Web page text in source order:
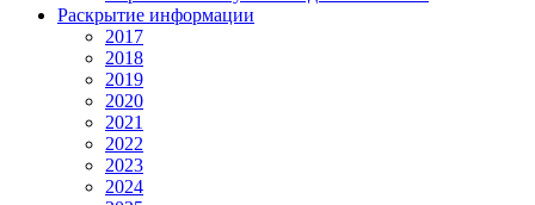
Раскрытие информации
2017
2018
2019
2020
2021
2022
2023
2024